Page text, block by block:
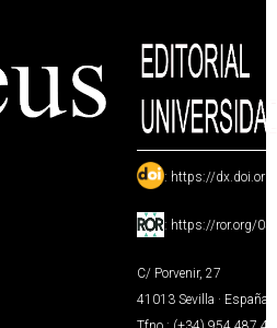
: https://
: https://ror.org/
C/ Porvenir, 27
41013 Sevilla · España